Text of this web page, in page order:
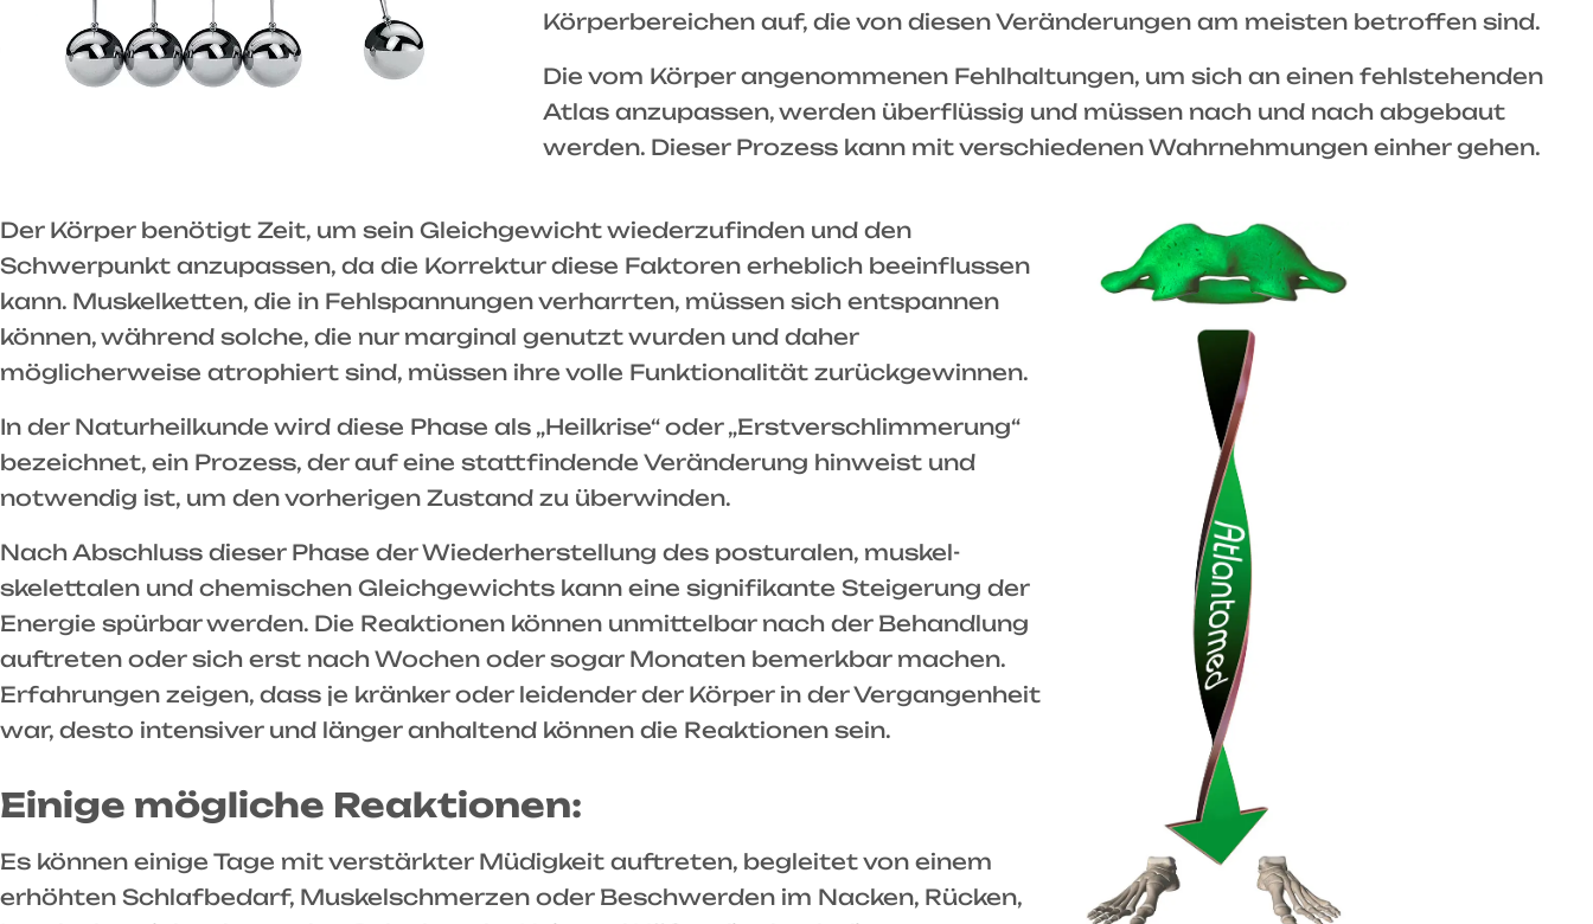
Körperbereichen auf, die von diesen Veränderungen am meisten betroffen sind.
Die vom Körper angenommenen Fehlhaltungen, um sich an einen fehlstehenden
Atlas anzupassen, werden überflüssig und müssen nach und nach abgebaut
werden. Dieser Prozess kann mit verschiedenen Wahrnehmungen einher gehen.
Der Körper benötigt Zeit, um sein Gleichgewicht wiederzufinden und den
Schwerpunkt anzupassen, da die Korrektur diese Faktoren erheblich beeinflussen
kann. Muskelketten, die in Fehlspannungen verharrten, müssen sich entspannen
können, während solche, die nur marginal genutzt wurden und daher
möglicherweise atrophiert sind, müssen ihre volle Funktionalität zurückgewinnen.
In der Naturheilkunde wird diese Phase als „Heilkrise“ oder „Erstverschlimmerung“
bezeichnet, ein Prozess, der auf eine stattfindende Veränderung hinweist und
notwendig ist, um den vorherigen Zustand zu überwinden.
Nach Abschluss dieser Phase der Wiederherstellung des posturalen, muskel-
skelettalen und chemischen Gleichgewichts kann eine signifikante Steigerung der
Energie spürbar werden. Die Reaktionen können unmittelbar nach der Behandlung
auftreten oder sich erst nach Wochen oder sogar Monaten bemerkbar machen.
Erfahrungen zeigen, dass je kränker oder leidender der Körper in der Vergangenheit
war, desto intensiver und länger anhaltend können die Reaktionen sein.
Einige mögliche Reaktionen:
Es können einige Tage mit verstärkter Müdigkeit auftreten, begleitet von einem
erhöhten Schlafbedarf, Muskelschmerzen oder Beschwerden im Nacken, Rücken,